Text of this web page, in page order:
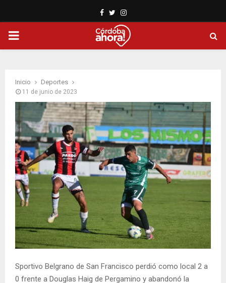
Facebook
TwitterInstagram
PRIMARY
Inicio Deportes
11 de junio de 2023
Sportivo Belgrano de San Francisco perdió como local 2 a
0 frente a Douglas Haig de Pergamino y abandonó la